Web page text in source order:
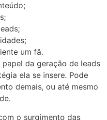
um fã.
da geração de leads
ela se insere. Pode
demais, ou até mesmo
o surgimento das